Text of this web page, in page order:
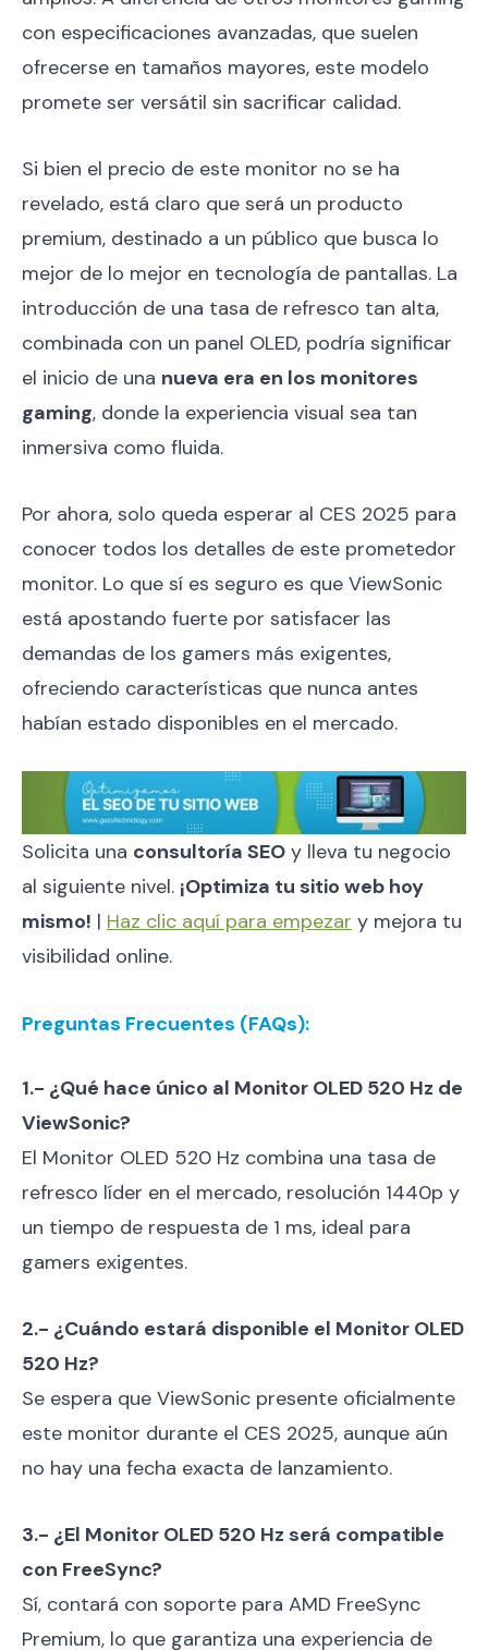
con especificaciones avanzadas, que suelen
ofrecerse en tamaños mayores, este modelo
promete ser versátil sin sacrificar calidad.
Si bien el precio de este monitor no se ha
revelado, está claro que será un producto
premium, destinado a un público que busca lo
mejor de lo mejor en tecnología de pantallas. La
introducción de una tasa de refresco tan alta,
combinada con un panel OLED, podría significar
el inicio de una nueva era en los monitores
gaming, donde la experiencia visual sea tan
inmersiva como fluida.
Por ahora, solo queda esperar al CES 2025 para
conocer todos los detalles de este prometedor
monitor. Lo que sí es seguro es que ViewSonic
está apostando fuerte por satisfacer las
demandas de los gamers más exigentes,
ofreciendo características que nunca antes
habían estado disponibles en el mercado.
Solicita una consultoría SEO y lleva tu negocio
al siguiente nivel. ¡Optimiza tu sitio web hoy
mismo! | Haz clic aquí para empezar y mejora tu
visibilidad online.
Preguntas Frecuentes (FAQs):
1.- ¿Qué hace único al Monitor OLED 520 Hz de
ViewSonic?
El Monitor OLED 520 Hz combina una tasa de
refresco líder en el mercado, resolución 1440p y
un tiempo de respuesta de 1 ms, ideal para
gamers exigentes.
2.- ¿Cuándo estará disponible el Monitor OLED
520 Hz?
Se espera que ViewSonic presente oficialmente
este monitor durante el CES 2025, aunque aún
no hay una fecha exacta de lanzamiento.
3.- ¿El Monitor OLED 520 Hz será compatible
con FreeSync?
Sí, contará con soporte para AMD FreeSync
Premium, lo que garantiza una experiencia de